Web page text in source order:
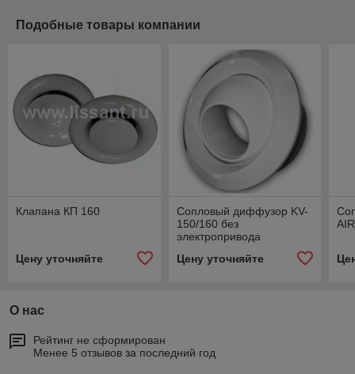
Подобные товары компании
Клапана КП 160
Цену уточняйте
Сопловый диффузор KV-
150/160 без
электропривода
Цену уточняйте
О нас
Рейтинг не сформирован
Менее 5 отзывов за последний год